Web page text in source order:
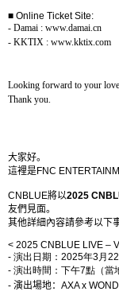
■ Online Ticket Site:
- Damai : www.damai.cn
- KKTIX : www.kktix.com
Looking forward to your
Thank you.
大家好。
這裡是FNC
CNBLUE將以2025
友們見面。
其他詳細內容請參考以下
< 2025 CNBLUE LIVE –
- 演出日期： 2025年3月22
- 演出時間：下午7點（當
- 演出場地： AXA x